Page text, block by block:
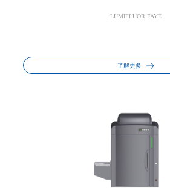
LUMIFLUOR FAYE
了解更多